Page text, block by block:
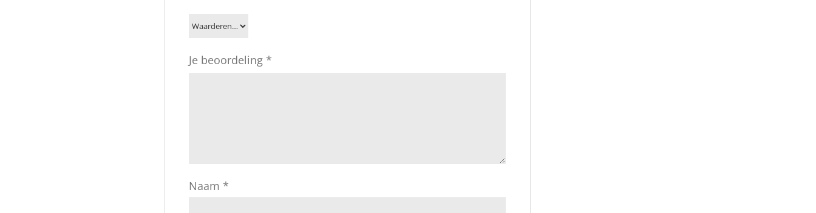
Je beoordeling *
Naam *